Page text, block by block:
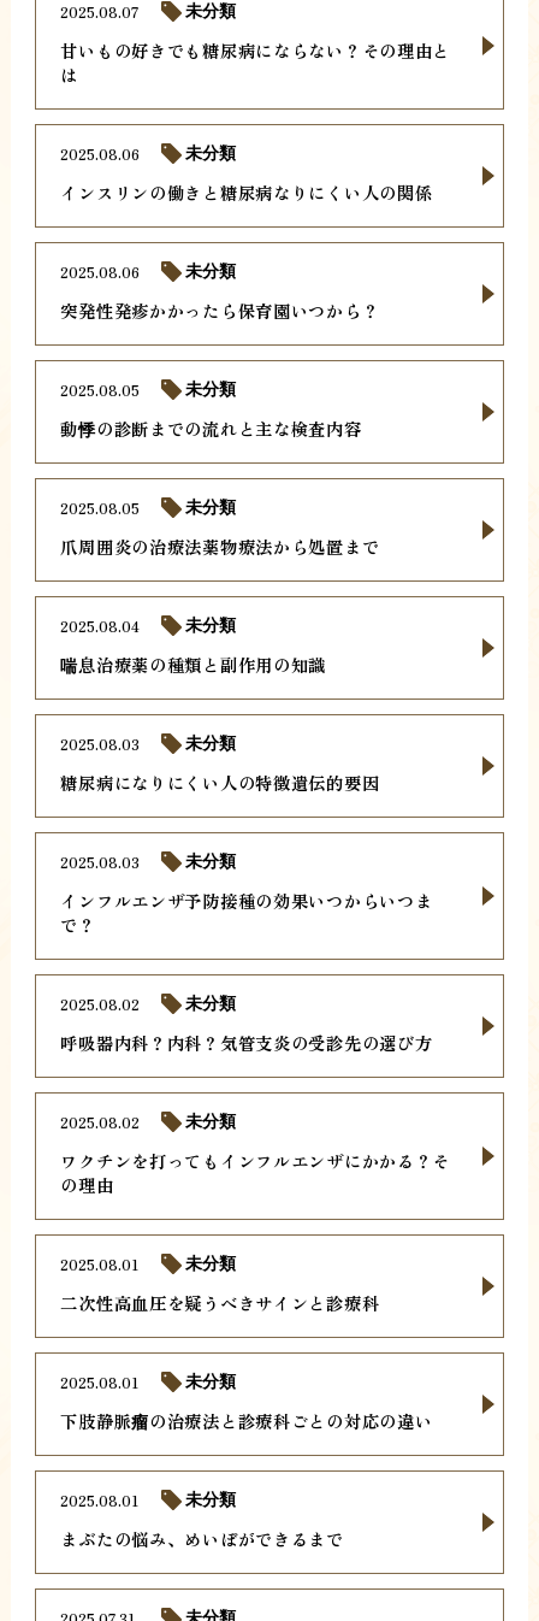
甘いもの好きでも糖尿病にならない？その理由と
は
2025.08.07 未分類
インスリンの働きと糖尿病なりにくい人の関係
2025.08.06 未分類
突発性発疹かかったら保育園いつから？
2025.08.06 未分類
動悸の診断までの流れと主な検査内容
2025.08.05 未分類
爪周囲炎の治療法薬物療法から処置まで
2025.08.05 未分類
喘息治療薬の種類と副作用の知識
2025.08.04 未分類
糖尿病になりにくい人の特徴遺伝的要因
2025.08.03 未分類
インフルエンザ予防接種の効果いつからいつま
で？
2025.08.03 未分類
呼吸器内科？内科？気管支炎の受診先の選び方
2025.08.02 未分類
ワクチンを打ってもインフルエンザにかかる？そ
の理由
2025.08.02 未分類
二次性高血圧を疑うべきサインと診療科
2025.08.01 未分類
下肢静脈瘤の治療法と診療科ごとの対応の違い
2025.08.01 未分類
まぶたの悩み、めいぼができるまで
2025.08.01 未分類